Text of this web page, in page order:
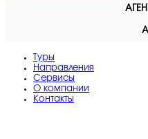
Туры
Направления
Сервисы
O компании
Контакты